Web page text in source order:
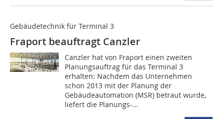
Gebäudetechnik für Terminal 3
Fraport beauftragt Canzler
Canzler hat von Fraport einen zweiten
Planungsauftrag für das Terminal 3
erhalten: Nachdem das Unternehmen
schon 2013 mit der Planung der
Gebäudeautomation (MSR) betraut wurde,
liefert die Planungs-...